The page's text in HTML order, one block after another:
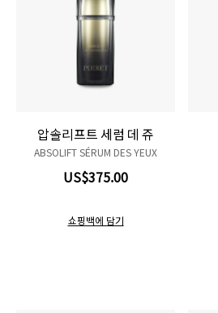
압솔리프트 세럼 데 쥬
ABSOLIFT SÉRUM DES YEUX
US$375.00
쇼핑백에 담기